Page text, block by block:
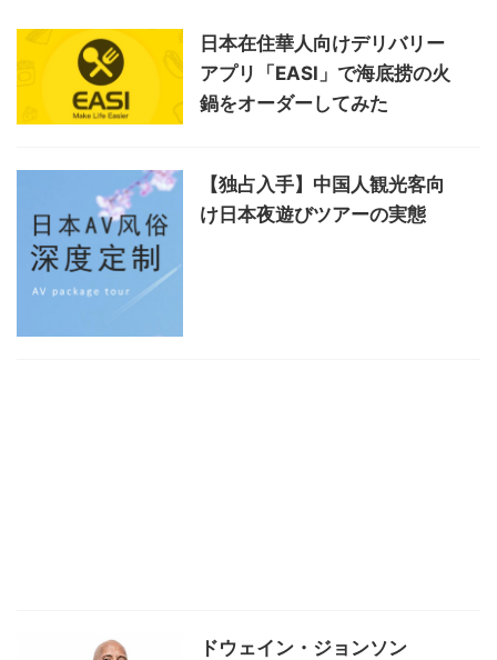
日本在住華人向けデリバリー
アプリ「EASI」で海底捞の火
鍋をオーダーしてみた
【独占入手】中国人観光客向
け日本夜遊びツアーの実態
ドウェイン・ジョンソン